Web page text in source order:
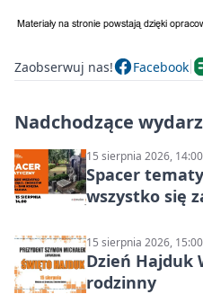
Zaobserwuj nas! Facebook
Nadchodzące
15 sierpnia 2026, 14:00
Spacer
wszystko się
15 sierpnia 2026, 15:00
Dzień Hajduk
rodzinny